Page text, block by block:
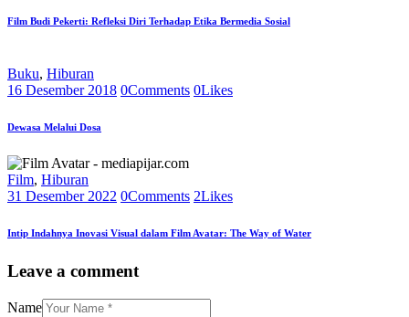
Film Budi Pekerti: Refleksi Diri Terhadap Etika Bermedia Sosial
Buku, Hiburan
16 Desember 2018 0Comments 0Likes
Dewasa Melalui Dosa
Film, Hiburan
31 Desember 2022 0Comments 2Likes
Intip Indahnya Inovasi Visual dalam Film Avatar: The Way of Water
Leave a comment
Name